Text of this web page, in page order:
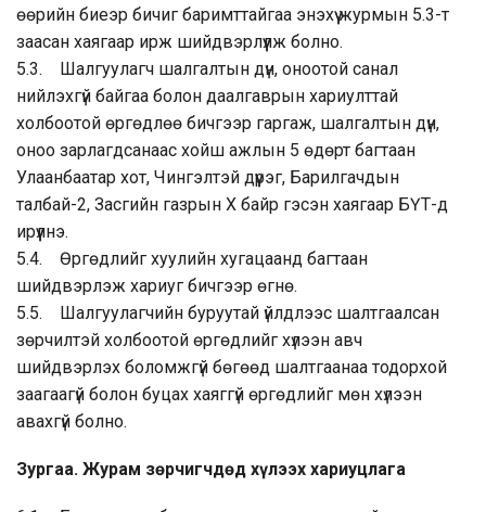
өөрийн биеэр бичиг баримттайгаа энэхүү журмын 5.3-т
заасан хаягаар ирж шийдвэрлүүлж болно.
5.3. Шалгуулагч шалгалтын дүн, оноотой санал
нийлэхгүй байгаа болон даалгаврын хариулттай
холбоотой өргөдлөө бичгээр гаргаж, шалгалтын дүн,
оноо зарлагдсанаас хойш ажлын 5 өдөрт багтаан
Улаанбаатар хот, Чингэлтэй дүүрэг, Барилгачдын
талбай-2, Засгийн газрын Х байр гэсэн хаягаар БҮТ-д
ирүүлнэ.
5.4. Өргөдлийг хуулийн хугацаанд багтаан
шийдвэрлэж хариуг бичгээр өгнө.
5.5. Шалгуулагчийн буруутай үйлдлээс шалтгаалсан
зөрчилтэй холбоотой өргөдлийг хүлээн авч
шийдвэрлэх боломжгүй бөгөөд шалтгаанаа тодорхой
заагаагүй болон буцах хаяггүй өргөдлийг мөн хүлээн
авахгүй болно.
Зургаа. Журам зөрчигчдөд хүлээх хариуцлага